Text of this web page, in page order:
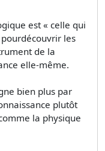
est « celle qui
les
de la
elle-même.
bien plus par
plutôt
la physique